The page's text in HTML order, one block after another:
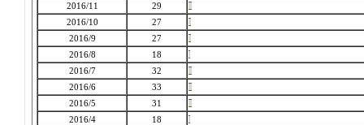
2016/11
29
2016/10
27
2016/9
27
2016/8
18
2016/7
32
2016/6
33
2016/5
31
2016/4
18